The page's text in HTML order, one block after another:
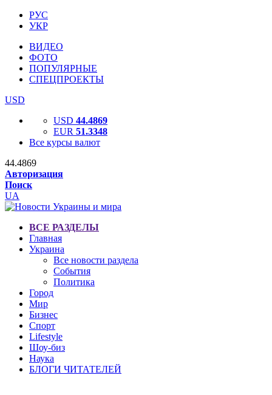
РУС
УКР
ВИДЕО
ФОТО
ПОПУЛЯРНЫЕ
СПЕЦПРОЕКТЫ
USD
USD 44.4869
EUR 51.3348
Все курсы валют
44.4869
Авторизация
Поиск
UA
ВСЕ РАЗДЕЛЫ
Главная
Украина
Все новости раздела
События
Политика
Город
Мир
Бизнес
Спорт
Lifestyle
Шоу-биз
Наука
БЛОГИ ЧИТАТЕЛЕЙ